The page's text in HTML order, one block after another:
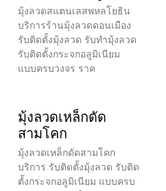
มุ้งลวดสแตนเลสพหลโยธิน
บริการร้านมุ้งลวดดอนเมือง
รับติดตั้งมุ้งลวด รับทำมุ้งลวด
รับติดตั้งกระจกอลูมิเนียม
แบบครบวงจร ราค
มุ้งลวดเหล็กดัด
สามโคก
มุ้งลวดเหล็กดัดสามโคก
บริการ รับติดตั้งมุ้งลวด รับติด
ตั้งกระจกอลูมิเนียม แบบครบ